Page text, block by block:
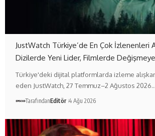
JustWatch Türkiye’de En Çok İzlenenleri
Dizilerde Yeni Lider, Filmlerde
Türkiye'deki dijital platformlarda izleme
eden JustWatch, 27 Temmuz–2 Ağustos 2026…
TarafındanEditör 4 Ağu 2026